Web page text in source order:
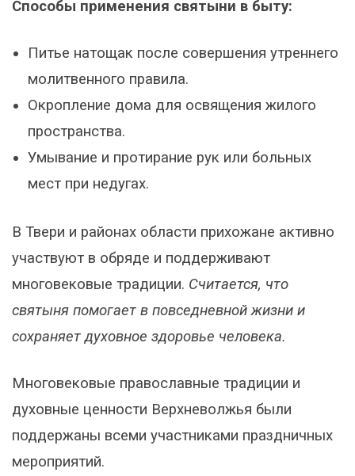
Способы применения святыни в быту:
Питье натощак после совершения утреннего
молитвенного правила.
Окропление дома для освящения жилого
пространства.
Умывание и протирание рук или больных
мест при недугах.
В Твери и районах области прихожане активно
участвуют в обряде и поддерживают
многовековые традиции. Считается, что
святыня помогает в повседневной жизни и
сохраняет духовное здоровье человека.
Многовековые православные традиции и
духовные ценности Верхневолжья были
поддержаны всеми участниками праздничных
мероприятий.